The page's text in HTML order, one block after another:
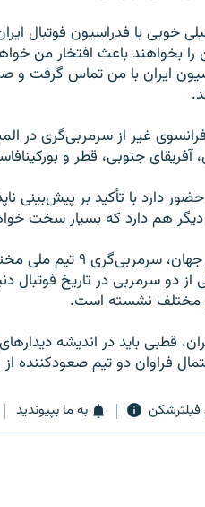
با فدراسیون فوتبال ایران
بخواهند باعث افتخار من
ایران با من تماس گرفت و
غیر از سرمربی‌گری در
جنوبی، قطر و
دارد با تأکید بر پیش‌بینی
دیگر هم دارد که بسیار سخت
میلوتینوویچ، از مشاهیر
از دو سرمربی در تاریخ
مختلف نشسته است.
قطبی باید در اندیشه
فراوان دو تیم صعودکننده
به ما بپیوندید